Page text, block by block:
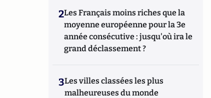
2Les Français moins riches que la
moyenne européenne pour la 3e
année consécutive : jusqu'où ira le
grand déclassement ?
3Les villes classées les plus
malheureuses du monde